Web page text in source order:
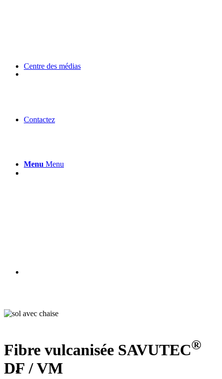
Centre des médias
Contactez
Menu Menu
Fibre vulcanisée SAVUTEC®
DF / VM